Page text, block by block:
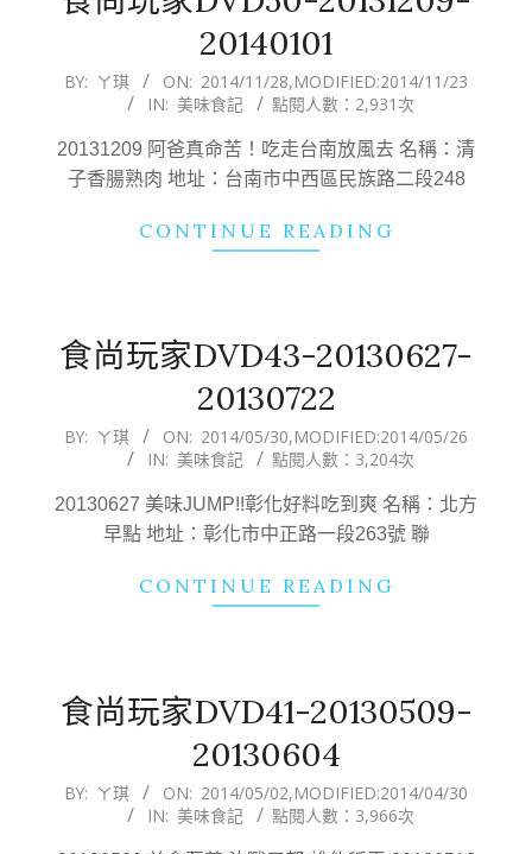
20140101
2014-
28
BY: ㄚ琪 ON: 2014/11/28,MODIFIED:2014/11/23
IN: 美味食記 點閱人數：2,931次
20131209 阿爸真命苦！吃走台南放風去 名稱：清
子香腸熟肉 地址：台南市中西區民族路二段248
CONTINUE READING
食尚玩家DVD43-20130627-
20130722
2014-
30
BY: ㄚ琪 ON: 2014/05/30,MODIFIED:2014/05/26
IN: 美味食記 點閱人數：3,204次
20130627 美味JUMP!!彰化好料吃到爽 名稱：北方
早點 地址：彰化市中正路一段263號 聯
CONTINUE READING
食尚玩家DVD41-20130509-
20130604
2014-
02
BY: ㄚ琪 ON: 2014/05/02,MODIFIED:2014/04/30
IN: 美味食記 點閱人數：3,966次